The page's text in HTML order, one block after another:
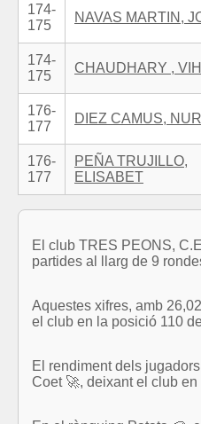
174-
175
NAVAS MARTIN,
174-
175
CHAUDHARY ,
176-
177
DIEZ CAMUS,
176-
177
PEÑA TRUJILLO,
ELISABET
El club TRES PEONS,
partides al llarg de 9
Aquestes xifres, amb
el club en la posició 110
El rendiment dels
Coet 🚀, deixant el club